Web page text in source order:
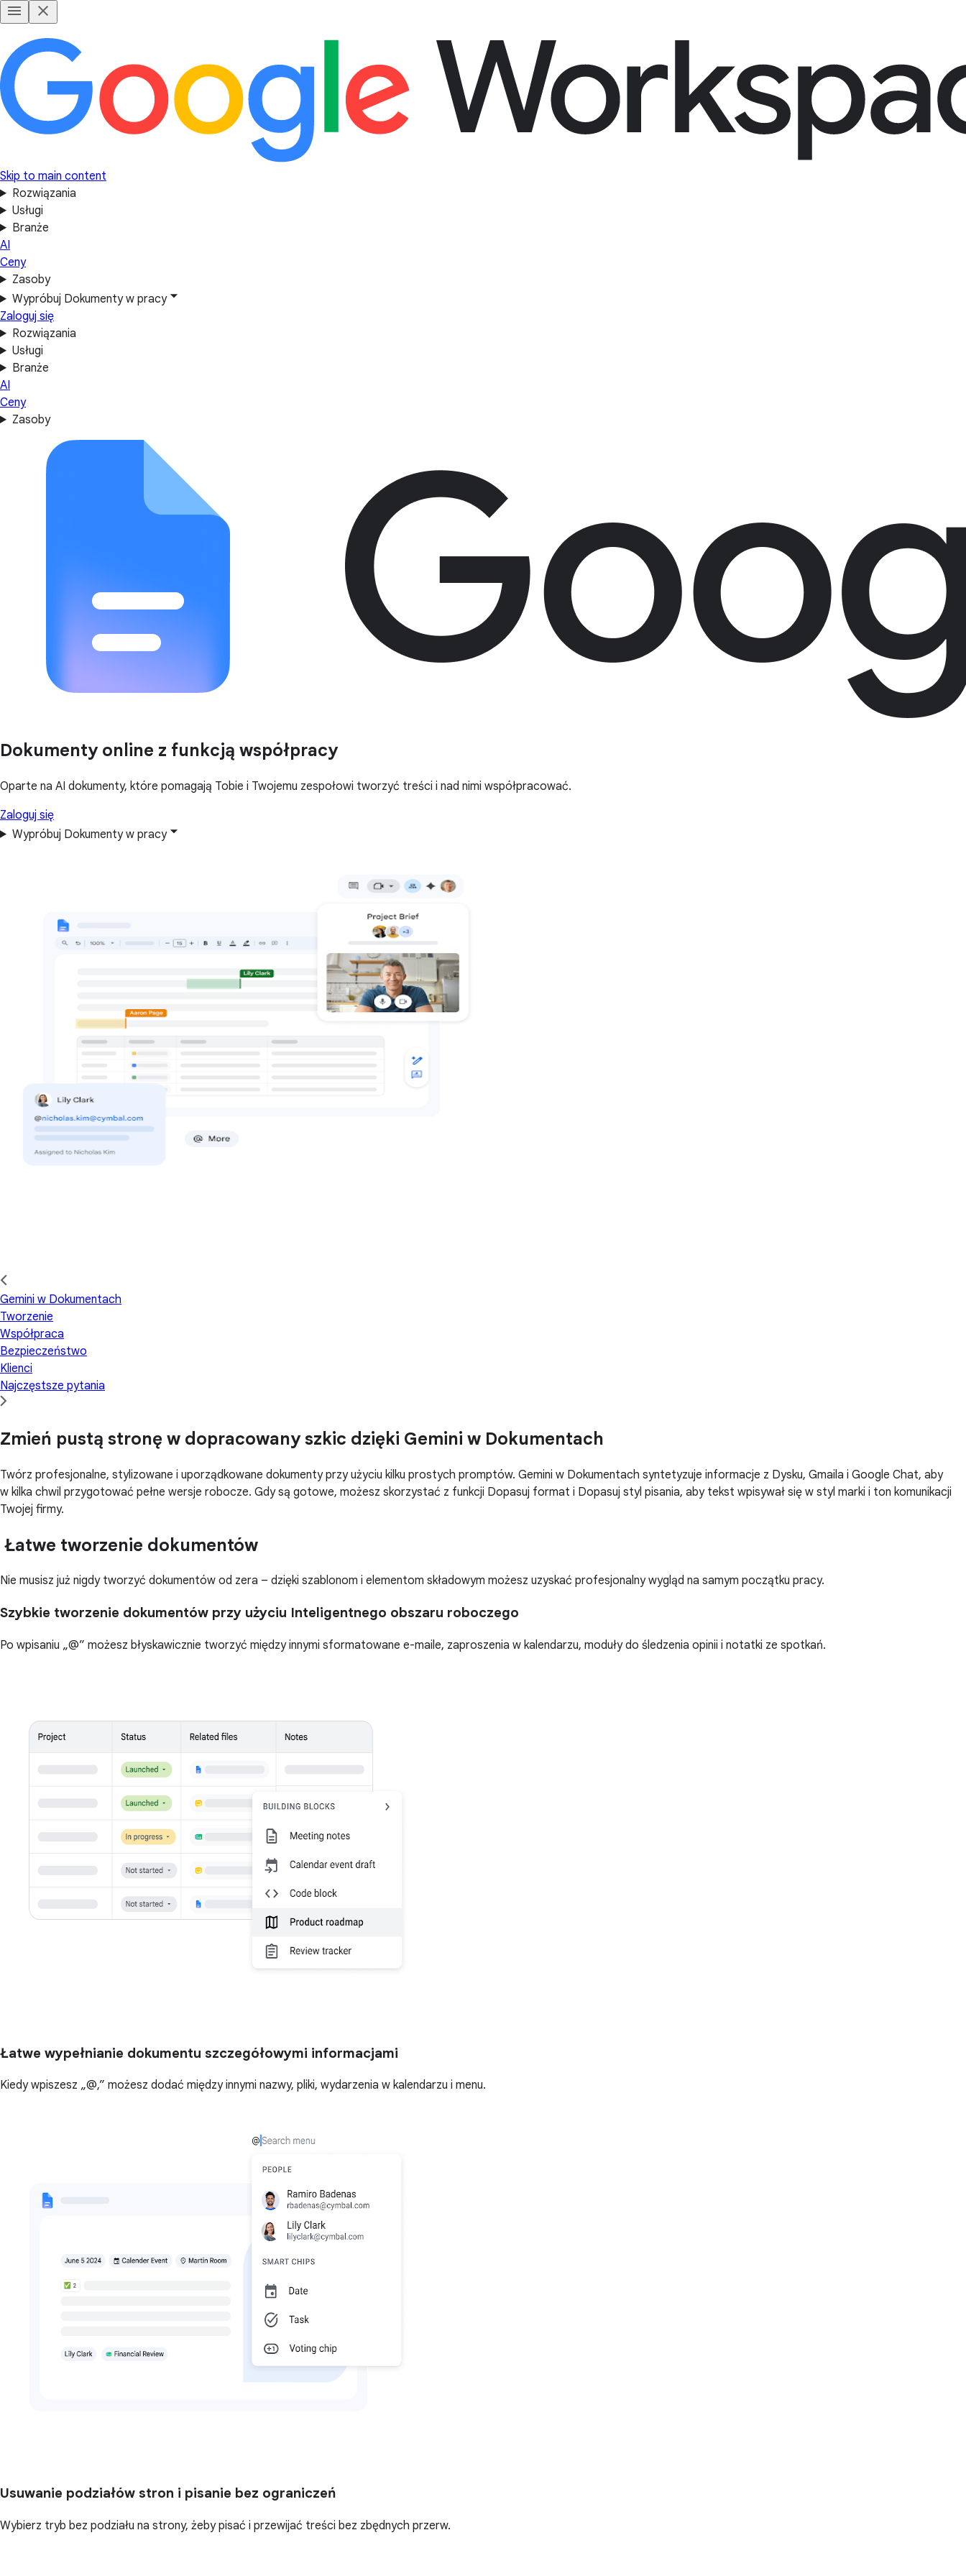
Skip to main content
Rozwiązania
Usługi
Branże
AI
Ceny
Zasoby
Wypróbuj Dokumenty w pracy
Zaloguj się
Rozwiązania
Usługi
Branże
AI
Ceny
Zasoby
Dokumenty online z funkcją współpracy
Oparte na AI dokumenty, które pomagają Tobie i Twojemu zespołowi tworzyć treści i nad nimi współpracować.
Zaloguj się
Wypróbuj Dokumenty w pracy
Gemini w Dokumentach
Tworzenie
Współpraca
Bezpieczeństwo
Klienci
Najczęstsze pytania
Zmień pustą stronę w dopracowany szkic dzięki Gemini w Dokumentach
Twórz profesjonalne, stylizowane i uporządkowane dokumenty przy użyciu kilku prostych promptów. Gemini w Dokumentach syntetyzuje informacje z Dysku, Gmaila i Google Chat, aby
w kilka chwil przygotować pełne wersje robocze. Gdy są gotowe, możesz skorzystać z funkcji Dopasuj format i Dopasuj styl pisania, aby tekst wpisywał się w styl marki i ton komunikacji
Twojej firmy.
Łatwe tworzenie dokumentów
Nie musisz już nigdy tworzyć dokumentów od zera – dzięki szablonom i elementom składowym możesz uzyskać profesjonalny wygląd na samym początku pracy.
Szybkie tworzenie dokumentów przy użyciu Inteligentnego obszaru roboczego
Po wpisaniu „@” możesz błyskawicznie tworzyć między innymi sformatowane e-maile, zaproszenia w kalendarzu, moduły do śledzenia opinii i notatki ze spotkań.
Łatwe wypełnianie dokumentu szczegółowymi informacjami
Kiedy wpiszesz „@,” możesz dodać między innymi nazwy, pliki, wydarzenia w kalendarzu i menu.
Usuwanie podziałów stron i pisanie bez ograniczeń
Wybierz tryb bez podziału na strony, żeby pisać i przewijać treści bez zbędnych przerw.